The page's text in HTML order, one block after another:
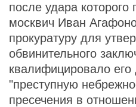
после удара которого
москвич Иван
прокуратуру для
обвинительного
квалифицировало его
"преступную
пресечения в